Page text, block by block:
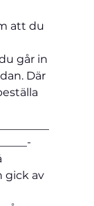
att du
går in
Där
gick av